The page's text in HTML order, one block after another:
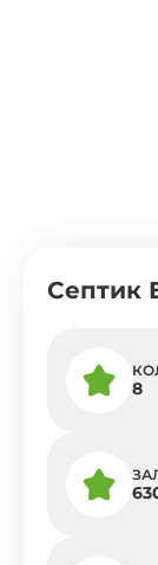
Септик
8